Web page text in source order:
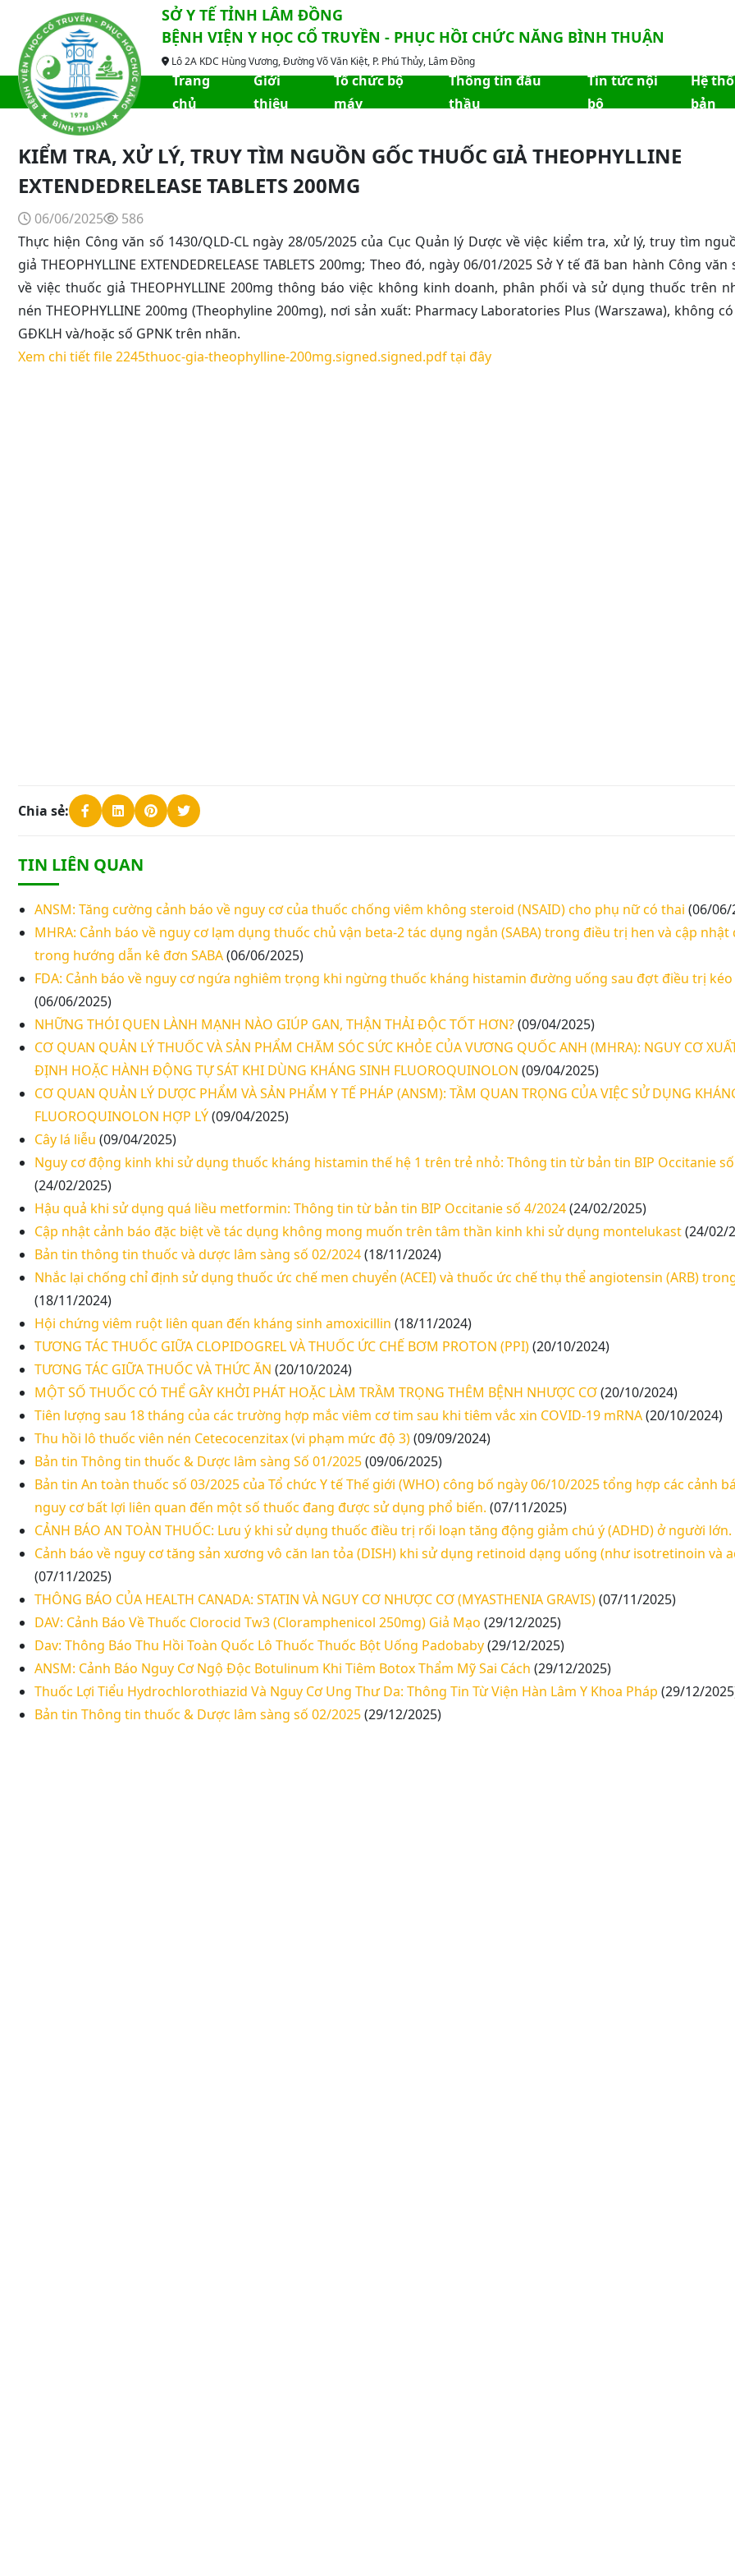
SỞ Y TẾ TỈNH LÂM ĐỒNG
BỆNH VIỆN Y HỌC CỔ TRUYỀN - PHỤC HỒI CHỨC NĂNG BÌNH THUẬN
Lô 2A KDC Hùng Vương, Đường Võ Văn Kiệt, P. Phú Thủy, Lâm Đồng
Trang
chủ
Giới
thiệu
Tổ chức bộ
máy
Thông tin đấu
thầu
Tin tức nội
bộ
Hệ
bản
KIỂM TRA, XỬ LÝ, TRUY TÌM NGUỒN GỐC THUỐC GIẢ THEOPHYLLINE
EXTENDEDRELEASE TABLETS 200MG
06/06/2025
586
Thực hiện Công văn số 1430/QLD-CL ngày 28/05/2025 của Cục Quản lý Dược về việc kiểm tra, xử lý, truy tìm
giả THEOPHYLLINE EXTENDEDRELEASE TABLETS 200mg; Theo đó, ngày 06/01/2025 Sở Y tế đã ban hành Công văn
về việc thuốc giả THEOPHYLLINE 200mg thông báo việc không kinh doanh, phân phối và sử dụng thuốc trên
nén THEOPHYLLINE 200mg (Theophyline 200mg), nơi sản xuất: Pharmacy Laboratories Plus (Warszawa), không
GĐKLH và/hoặc số GPNK trên nhãn.
Xem chi tiết file 2245thuoc-gia-theophylline-200mg.signed.signed.pdf tại đây
Chia sẻ:
TIN LIÊN QUAN
ANSM: Tăng cường cảnh báo về nguy cơ của thuốc chống viêm không steroid (NSAID) cho phụ nữ có thai (06/06/
MHRA: Cảnh báo về nguy cơ lạm dụng thuốc chủ vận beta-2 tác dụng ngắn (SABA) trong điều trị hen và cập
trong hướng dẫn kê đơn SABA(06/06/2025)
FDA: Cảnh báo về nguy cơ ngứa nghiêm trọng khi ngừng thuốc kháng histamin đường uống sau đợt điều trị kéo
(06/06/2025)
NHỮNG THÓI QUEN LÀNH MẠNH NÀO GIÚP GAN, THẬN THẢI ĐỘC TỐT HƠN?(09/04/2025)
CƠ QUAN QUẢN LÝ THUỐC VÀ SẢN PHẨM CHĂM SÓC SỨC KHỎE CỦA VƯƠNG QUỐC ANH (MHRA): NGUY CƠ
ĐỊNH HOẶC HÀNH ĐỘNG TỰ SÁT KHI DÙNG KHÁNG SINH FLUOROQUINOLON (09/04/2025)
CƠ QUAN QUẢN LÝ DƯỢC PHẨM VÀ SẢN PHẨM Y TẾ PHÁP (ANSM): TẦM QUAN TRỌNG CỦA VIỆC SỬ DỤNG
FLUOROQUINOLON HỢP LÝ(09/04/2025)
Cây lá liễu (09/04/2025)
Nguy cơ động kinh khi sử dụng thuốc kháng histamin thế hệ 1 trên trẻ nhỏ: Thông tin từ bản tin BIP Occitanie
(24/02/2025)
Hậu quả khi sử dụng quá liều metformin: Thông tin từ bản tin BIP Occitanie số 4/2024(24/02/2025)
Cập nhật cảnh báo đặc biệt về tác dụng không mong muốn trên tâm thần kinh khi sử dụng montelukast(24/02/
Bản tin thông tin thuốc và dược lâm sàng số 02/2024(18/11/2024)
Nhắc lại chống chỉ định sử dụng thuốc ức chế men chuyển (ACEI) và thuốc ức chế thụ thể angiotensin (ARB)
(18/11/2024)
Hội chứng viêm ruột liên quan đến kháng sinh amoxicillin (18/11/2024)
TƯƠNG TÁC THUỐC GIỮA CLOPIDOGREL VÀ THUỐC ỨC CHẾ BƠM PROTON (PPI)(20/10/2024)
TƯƠNG TÁC GIỮA THUỐC VÀ THỨC ĂN (20/10/2024)
MỘT SỐ THUỐC CÓ THỂ GÂY KHỞI PHÁT HOẶC LÀM TRẦM TRỌNG THÊM BỆNH NHƯỢC CƠ(20/10/2024)
Tiên lượng sau 18 tháng của các trường hợp mắc viêm cơ tim sau khi tiêm vắc xin COVID-19 mRNA(20/10/2024)
Thu hồi lô thuốc viên nén Cetecocenzitax (vi phạm mức độ 3)(09/09/2024)
Bản tin Thông tin thuốc & Dược lâm sàng Số 01/2025(09/06/2025)
Bản tin An toàn thuốc số 03/2025 của Tổ chức Y tế Thế giới (WHO) công bố ngày 06/10/2025 tổng hợp các cảnh
nguy cơ bất lợi liên quan đến một số thuốc đang được sử dụng phổ biến. (07/11/2025)
CẢNH BÁO AN TOÀN THUỐC: Lưu ý khi sử dụng thuốc điều trị rối loạn tăng động giảm chú ý (ADHD) ở người lớn.
Cảnh báo về nguy cơ tăng sản xương vô căn lan tỏa (DISH) khi sử dụng retinoid dạng uống (như isotretinoin và
(07/11/2025)
THÔNG BÁO CỦA HEALTH CANADA: STATIN VÀ NGUY CƠ NHƯỢC CƠ (MYASTHENIA GRAVIS)(07/11/2025)
DAV: Cảnh Báo Về Thuốc Clorocid Tw3 (Cloramphenicol 250mg) Giả Mạo (29/12/2025)
Dav: Thông Báo Thu Hồi Toàn Quốc Lô Thuốc Thuốc Bột Uống Padobaby(29/12/2025)
ANSM: Cảnh Báo Nguy Cơ Ngộ Độc Botulinum Khi Tiêm Botox Thẩm Mỹ Sai Cách (29/12/2025)
Thuốc Lợi Tiểu Hydrochlorothiazid Và Nguy Cơ Ung Thư Da: Thông Tin Từ Viện Hàn Lâm Y Khoa Pháp (29/12/
Bản tin Thông tin thuốc & Dược lâm sàng số 02/2025(29/12/2025)